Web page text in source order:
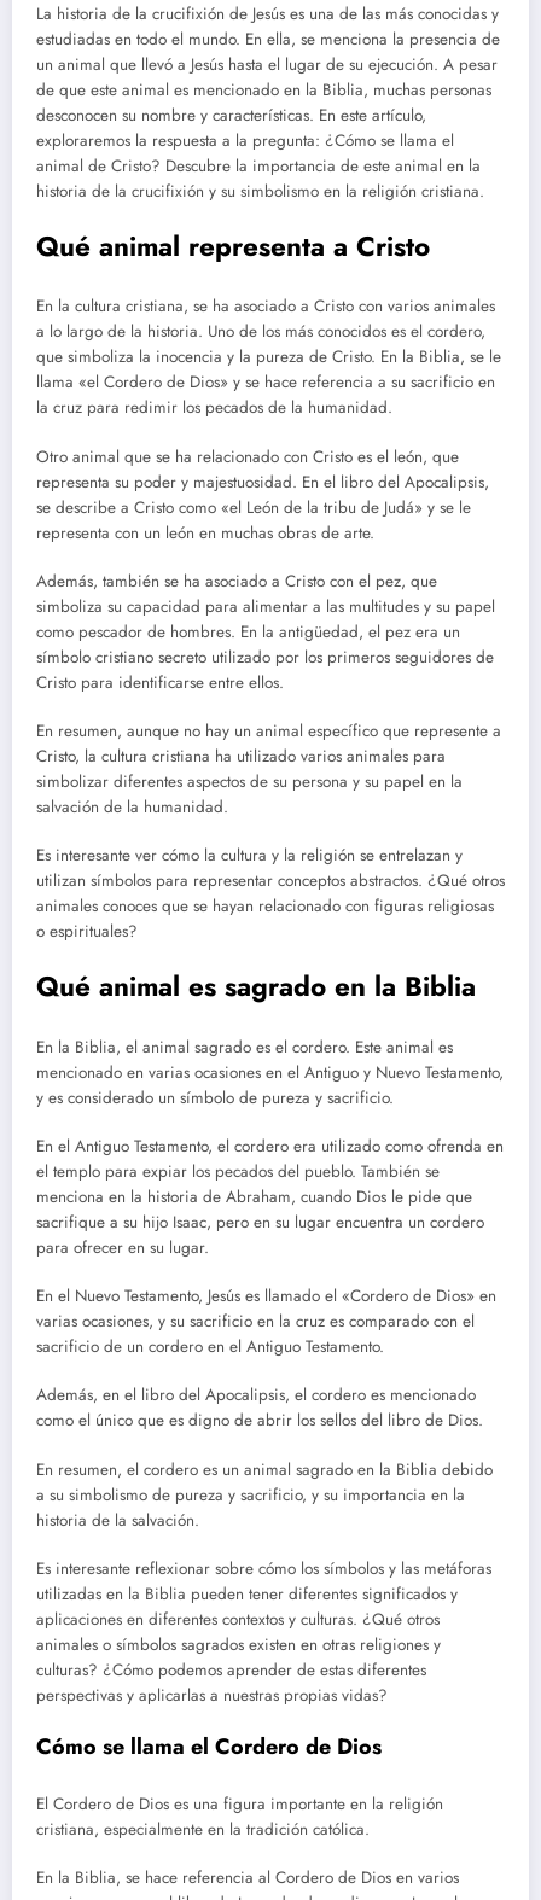
La historia de la crucifixión de Jesús es una de las más conocidas y
estudiadas en todo el mundo. En ella, se menciona la presencia de
un animal que llevó a Jesús hasta el lugar de su ejecución. A pesar
de que este animal es mencionado en la Biblia, muchas personas
desconocen su nombre y características. En este artículo,
exploraremos la respuesta a la pregunta: ¿Cómo se llama el
animal de Cristo? Descubre la importancia de este animal en la
historia de la crucifixión y su simbolismo en la religión cristiana.
Qué animal representa a Cristo
En la cultura cristiana, se ha asociado a Cristo con varios animales
a lo largo de la historia. Uno de los más conocidos es el cordero,
que simboliza la inocencia y la pureza de Cristo. En la Biblia, se le
llama «el Cordero de Dios» y se hace referencia a su sacrificio en
la cruz para redimir los pecados de la humanidad.
Otro animal que se ha relacionado con Cristo es el león, que
representa su poder y majestuosidad. En el libro del Apocalipsis,
se describe a Cristo como «el León de la tribu de Judá» y se le
representa con un león en muchas obras de arte.
Además, también se ha asociado a Cristo con el pez, que
simboliza su capacidad para alimentar a las multitudes y su papel
como pescador de hombres. En la antigüedad, el pez era un
símbolo cristiano secreto utilizado por los primeros seguidores de
Cristo para identificarse entre ellos.
En resumen, aunque no hay un animal específico que represente a
Cristo, la cultura cristiana ha utilizado varios animales para
simbolizar diferentes aspectos de su persona y su papel en la
salvación de la humanidad.
Es interesante ver cómo la cultura y la religión se entrelazan y
utilizan símbolos para representar conceptos abstractos. ¿Qué otros
animales conoces que se hayan relacionado con figuras religiosas
o espirituales?
Qué animal es sagrado en la Biblia
En la Biblia, el animal sagrado es el cordero. Este animal es
mencionado en varias ocasiones en el Antiguo y Nuevo Testamento,
y es considerado un símbolo de pureza y sacrificio.
En el Antiguo Testamento, el cordero era utilizado como ofrenda en
el templo para expiar los pecados del pueblo. También se
menciona en la historia de Abraham, cuando Dios le pide que
sacrifique a su hijo Isaac, pero en su lugar encuentra un cordero
para ofrecer en su lugar.
En el Nuevo Testamento, Jesús es llamado el «Cordero de Dios» en
varias ocasiones, y su sacrificio en la cruz es comparado con el
sacrificio de un cordero en el Antiguo Testamento.
Además, en el libro del Apocalipsis, el cordero es mencionado
como el único que es digno de abrir los sellos del libro de Dios.
En resumen, el cordero es un animal sagrado en la Biblia debido
a su simbolismo de pureza y sacrificio, y su importancia en la
historia de la salvación.
Es interesante reflexionar sobre cómo los símbolos y las metáforas
utilizadas en la Biblia pueden tener diferentes significados y
aplicaciones en diferentes contextos y culturas. ¿Qué otros
animales o símbolos sagrados existen en otras religiones y
culturas? ¿Cómo podemos aprender de estas diferentes
perspectivas y aplicarlas a nuestras propias vidas?
Cómo se llama el Cordero de Dios
El Cordero de Dios es una figura importante en la religión
cristiana, especialmente en la tradición católica.
En la Biblia, se hace referencia al Cordero de Dios en varios